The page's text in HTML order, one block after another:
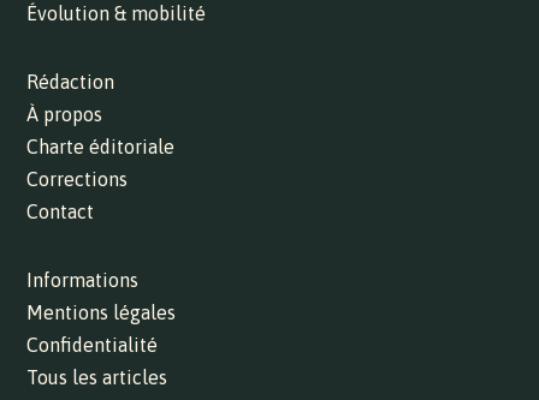
Évolution & mobilité
Rédaction
À propos
Charte éditoriale
Corrections
Contact
Informations
Mentions légales
Confidentialité
Tous les articles